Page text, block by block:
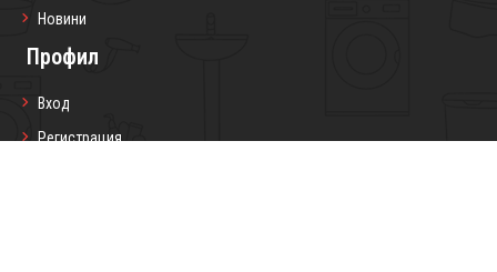
Новини
Профил
Вход
Регистрация